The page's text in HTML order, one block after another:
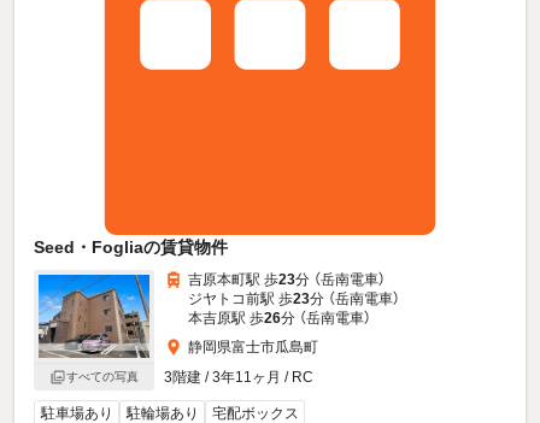
Seed・Fogliaの賃貸物件
すべての写真
吉原本町駅 歩23分 （岳南電車）
ジヤトコ前駅 歩23分 （岳南電車）
本吉原駅 歩26分 （岳南電車）
静岡県富士市瓜島町
3階建 / 3年11ヶ月 / RC
駐車場あり 駐輪場あり 宅配ボックス